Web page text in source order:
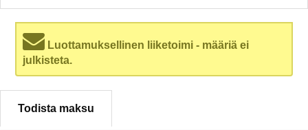
Luottamuksellinen liiketoimi - määriä ei
julkisteta.
Todista maksu